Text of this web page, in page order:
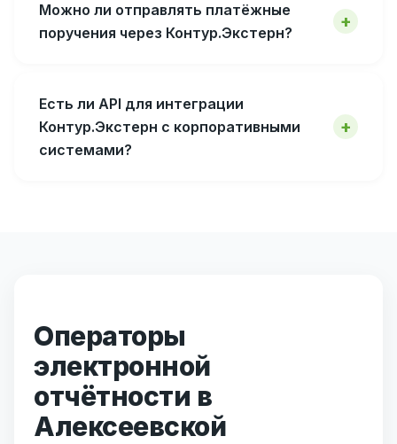
Можно ли отправлять платёжные
поручения через Контур.Экстерн?
Есть ли API для интеграции
Контур.Экстерн с корпоративными
системами?
Операторы
электронной
отчётности в
Алексеевской